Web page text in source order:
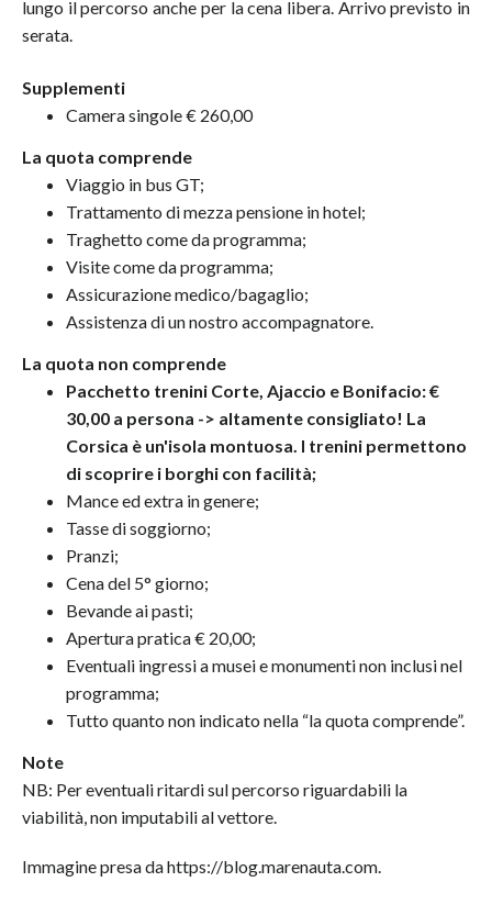
lungo il percorso anche per la cena libera. Arrivo previsto in
serata.
Supplementi
Camera singole € 260,00
La quota comprende
Viaggio in bus GT;
Trattamento di mezza pensione in hotel;
Traghetto come da programma;
Visite come da programma;
Assicurazione medico/bagaglio;
Assistenza di un nostro accompagnatore.
La quota non comprende
Pacchetto trenini Corte, Ajaccio e Bonifacio: €
30,00 a persona -> altamente consigliato! La
Corsica è un'isola montuosa. I trenini permettono
di scoprire i borghi con facilità;
Mance ed extra in genere;
Tasse di soggiorno;
Pranzi;
Cena del 5° giorno;
Bevande ai pasti;
Apertura pratica € 20,00;
Eventuali ingressi a musei e monumenti non inclusi nel
programma;
Tutto quanto non indicato nella “la quota comprende”.
Note
NB: Per eventuali ritardi sul percorso riguardabili la
viabilità, non imputabili al vettore.
Immagine presa da https://blog.marenauta.com.